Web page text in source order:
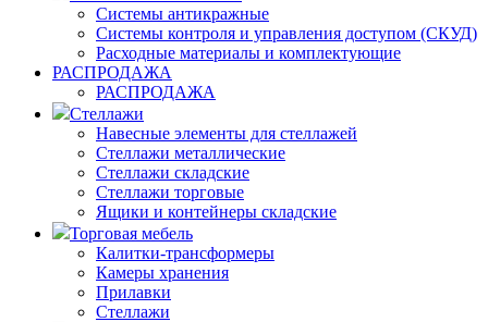
Системы антикражные
Системы контроля и управления доступом (СКУД)
Расходные материалы и комплектующие
РАСПРОДАЖА
РАСПРОДАЖА
Стеллажи
Навесные элементы для стеллажей
Стеллажи металлические
Стеллажи складские
Стеллажи торговые
Ящики и контейнеры складские
Торговая мебель
Калитки-трансформеры
Камеры хранения
Прилавки
Стеллажи